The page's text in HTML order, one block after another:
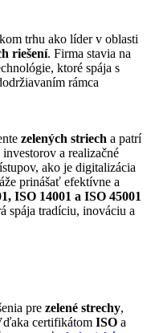
trhu ako líder v oblasti
riešení. Firma stavia na
ktoré spája s
rámca
zelených striech a patrí
a realizačné
ako je digitalizácia
prinášať efektívne a
ISO 14001 a ISO 45001
spája tradíciu, inováciu a
pre zelené strechy,
certifikátom ISO a